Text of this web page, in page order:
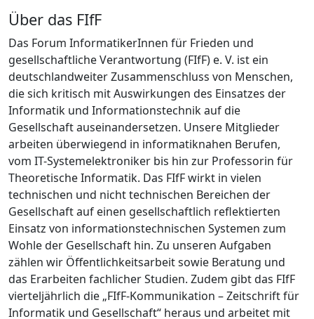
Über das FIfF
Das Forum InformatikerInnen für Frieden und
gesellschaftliche Verantwortung (FIfF) e. V. ist ein
deutschlandweiter Zusammenschluss von Menschen,
die sich kritisch mit Auswirkungen des Einsatzes der
Informatik und Informationstechnik auf die
Gesellschaft auseinandersetzen. Unsere Mitglieder
arbeiten überwiegend in informatiknahen Berufen,
vom IT-Systemelektroniker bis hin zur Professorin für
Theoretische Informatik. Das FIfF wirkt in vielen
technischen und nicht technischen Bereichen der
Gesellschaft auf einen gesellschaftlich reflektierten
Einsatz von informationstechnischen Systemen zum
Wohle der Gesellschaft hin. Zu unseren Aufgaben
zählen wir Öffentlichkeitsarbeit sowie Beratung und
das Erarbeiten fachlicher Studien. Zudem gibt das FIfF
vierteljährlich die „FIfF-Kommunikation – Zeitschrift für
Informatik und Gesellschaft“ heraus und arbeitet mit